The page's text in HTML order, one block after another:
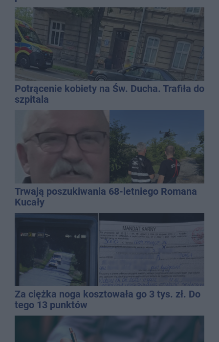
Potrącenie kobiety na Św. Ducha. Trafiła do
szpitala
Trwają poszukiwania 68-letniego Romana
Kucały
Za ciężka noga kosztowała go 3 tys. zł. Do
tego 13 punktów